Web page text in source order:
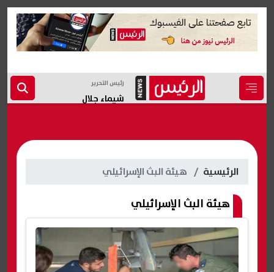
رئيس التحرير
شيماء جلال
الرئيسية هيئة البث الإسرائيلي
هيئة البث الإسرائيلي